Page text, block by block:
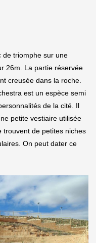
de triomphe sur une
26m. La partie réservée
creusée dans la roche.
est un espèce semi
de la cité. Il
petite vestiaire utilisée
trouvent de petites niches
On peut dater ce